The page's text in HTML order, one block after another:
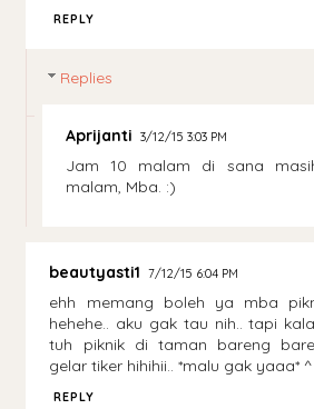
REPLY
Replies
Aprijanti 3/12/15 3:03 PM
Jam 10 malam di sana
malam, Mba. :)
beautyasti1 7/12/15 6:04 PM
ehh memang boleh ya mba
hehehe.. aku gak tau nih.. tapi
tuh piknik di taman bareng
gelar tiker hihihii.. *malu gak yaaa*
REPLY